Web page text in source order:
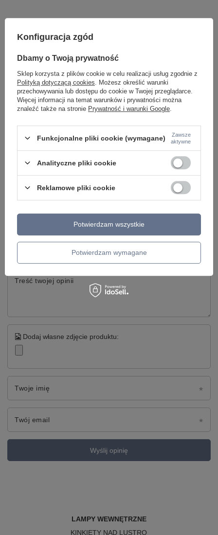
Potrzebujesz pomocy? Masz pytania lub
chcesz lepszą cenę?
Napisz do nas - doradzimy, odpowiemy
Napisz swoją opinię
Twoja ocena:
5/5
Treść twojej opinii
Dodaj własne zdjęcie produktu:
Twoje imię
Twój email
Wyślij opinię
LAMPY WEWNĘTRZNE
KINKIETY NAD LUSTRO
Konfiguracja zgód
Dbamy o Twoją prywatność
Sklep korzysta z plików cookie w celu realizacji usług zgodnie z
Polityką dotyczącą cookies . Możesz określić warunki
przechowywania lub dostępu do cookie w Twojej przeglądarce.
Więcej informacji na temat warunków i prywatności można
znaleźć także na stronie Prywatność i warunki Google
Funkcjonalne pliki cookie (wymagane)
Zawsze
aktywne
Analityczne pliki cookie
Reklamowe pliki cookie
Potwierdzam wymagane
Potwierdzam wszystkie